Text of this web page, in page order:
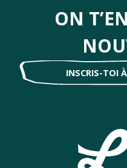
ON
INSCRIS-TOI